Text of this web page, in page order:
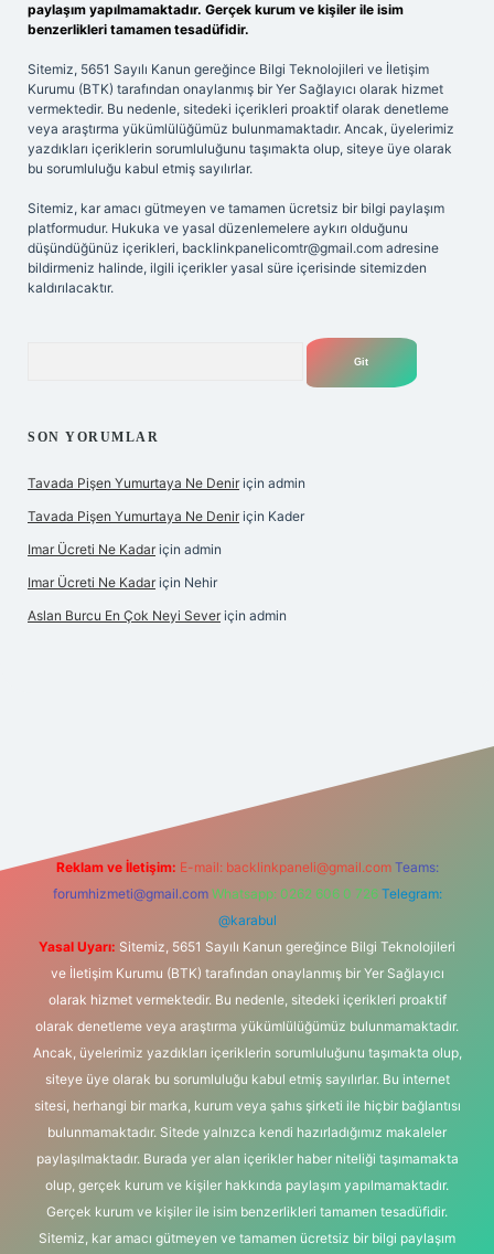
paylaşım yapılmamaktadır. Gerçek kurum ve kişiler ile isim
benzerlikleri tamamen tesadüfidir.
Sitemiz, 5651 Sayılı Kanun gereğince Bilgi Teknolojileri ve İletişim
Kurumu (BTK) tarafından onaylanmış bir Yer Sağlayıcı olarak hizmet
vermektedir. Bu nedenle, sitedeki içerikleri proaktif olarak denetleme
veya araştırma yükümlülüğümüz bulunmamaktadır. Ancak, üyelerimiz
yazdıkları içeriklerin sorumluluğunu taşımakta olup, siteye üye olarak
bu sorumluluğu kabul etmiş sayılırlar.
Sitemiz, kar amacı gütmeyen ve tamamen ücretsiz bir bilgi paylaşım
platformudur. Hukuka ve yasal düzenlemelere aykırı olduğunu
düşündüğünüz içerikleri, backlinkpanelicomtr@gmail.com adresine
bildirmeniz halinde, ilgili içerikler yasal süre içerisinde sitemizden
kaldırılacaktır.
SON YORUMLAR
Tavada Pişen Yumurtaya Ne Denir için admin
Tavada Pişen Yumurtaya Ne Denir için Kader
Imar Ücreti Ne Kadar için admin
Imar Ücreti Ne Kadar için Nehir
Aslan Burcu En Çok Neyi Sever için admin
Reklam ve İletişim: E-mail: backlinkpaneli@gmail.com Teams:
forumhizmeti@gmail.com Whatsapp: 0262 606 0 726 Telegram:
@karabul
Yasal Uyarı: Sitemiz, 5651 Sayılı Kanun gereğince Bilgi Teknolojileri
ve İletişim Kurumu (BTK) tarafından onaylanmış bir Yer Sağlayıcı
olarak hizmet vermektedir. Bu nedenle, sitedeki içerikleri proaktif
olarak denetleme veya araştırma yükümlülüğümüz bulunmamaktadır.
Ancak, üyelerimiz yazdıkları içeriklerin sorumluluğunu taşımakta olup,
siteye üye olarak bu sorumluluğu kabul etmiş sayılırlar. Bu internet
sitesi, herhangi bir marka, kurum veya şahıs şirketi ile hiçbir bağlantısı
bulunmamaktadır. Sitede yalnızca kendi hazırladığımız makaleler
paylaşılmaktadır. Burada yer alan içerikler haber niteliği taşımamakta
olup, gerçek kurum ve kişiler hakkında paylaşım yapılmamaktadır.
Gerçek kurum ve kişiler ile isim benzerlikleri tamamen tesadüfidir.
Sitemiz, kar amacı gütmeyen ve tamamen ücretsiz bir bilgi paylaşım